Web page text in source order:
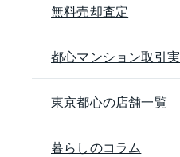
無料売却査定
都心マンション取引
東京都心の店舗一覧
暮らしのコラム